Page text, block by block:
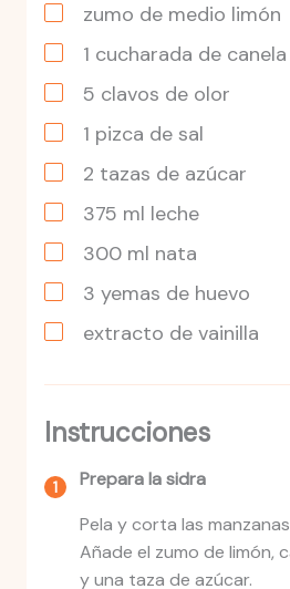
zumo de medio limón
1 cucharada de canela
5 clavos de olor
1 pizca de sal
2 tazas de azúcar
375 ml leche
300 ml nata
3 yemas de huevo
extracto de vainilla
Instrucciones
Prepara la sidra
Pela y corta las manzanas
Añade el zumo de limón,
y una taza de azúcar.